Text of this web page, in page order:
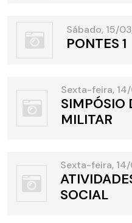
Sábado, 15/
PONTES 1
Sexta-feira,
SIMPÓSIO
MILITAR
Sexta-feira,
SOCIAL